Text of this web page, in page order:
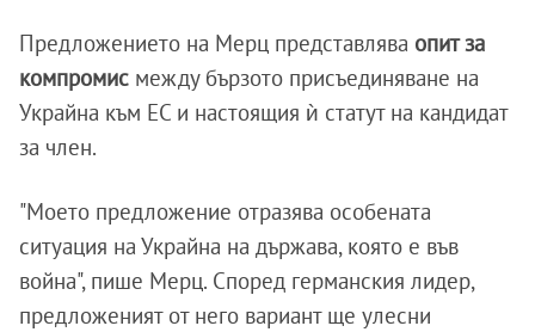
Предложението на Мерц представлява опит за
компромис между бързото присъединяване на
Украйна към ЕС и настоящия ѝ статут на кандидат
за член.
"Моето предложение отразява особената
ситуация на Украйна на държава, която е във
война", пише Мерц. Според германския лидер,
предложеният от него вариант ще улесни